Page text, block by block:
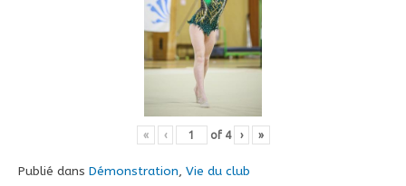
« ‹ of 4 › »
Publié dans Démonstration, Vie du club